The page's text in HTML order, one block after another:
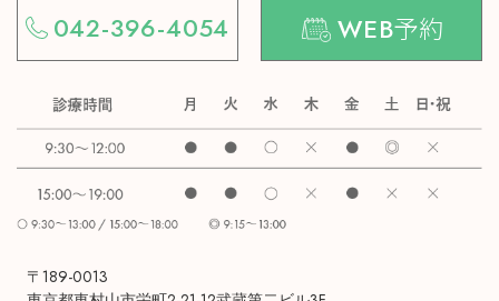
042-396-4054 WEB予約
〒189-0013